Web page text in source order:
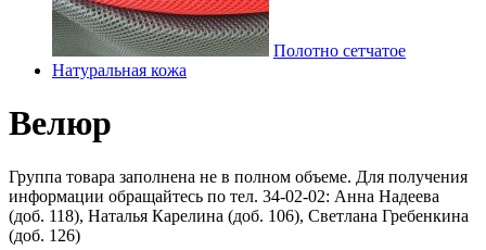
Полотно сетчатое
Натуральная кожа
Велюр
Группа товара заполнена не в полном объеме. Для получения
информации обращайтесь по тел. 34-02-02: Анна Надеева
(доб. 118), Наталья Карелина (доб. 106), Светлана Гребенкина
(доб. 126)